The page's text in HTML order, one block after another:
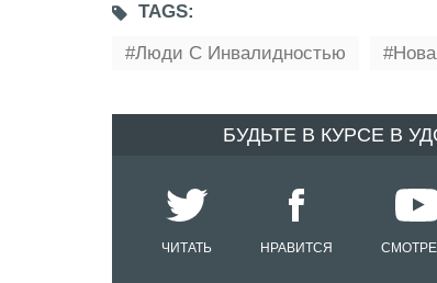
TAGS:
Люди С Инвалидностью
БУДЬТЕ В КУРСЕ В
ЧИТАТЬ НРАВИТСЯ